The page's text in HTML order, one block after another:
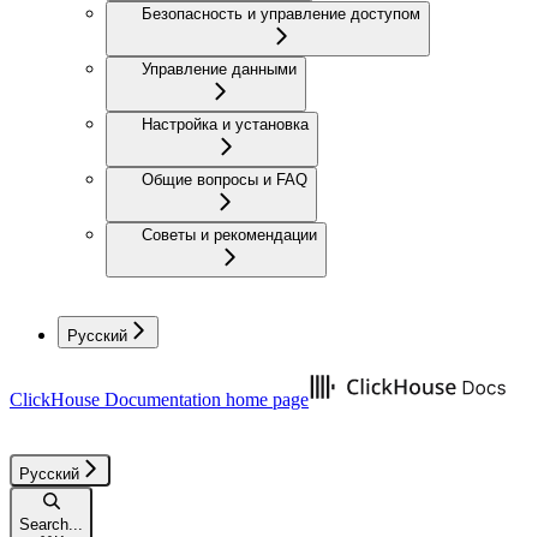
Безопасность и управление доступом
Управление данными
Настройка и установка
Общие вопросы и FAQ
Советы и рекомендации
Русский
ClickHouse Documentation home page
Русский
Search...